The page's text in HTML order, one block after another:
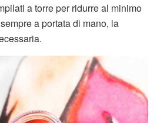
a torre per ridurre al minimo
a portata di mano, la